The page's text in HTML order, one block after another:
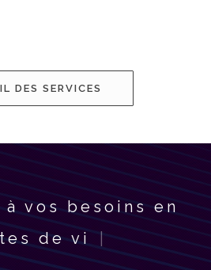
DES SERVICES
à vos besoins en
carte |